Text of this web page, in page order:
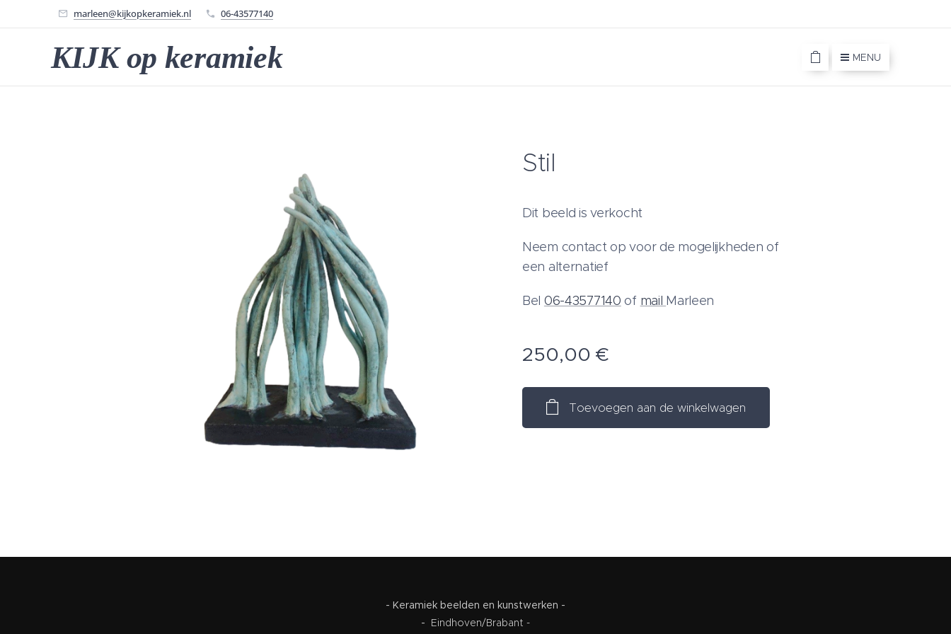
marleen@kijkopkeramiek.nl 06-43577140
KIJK op keramiek MENU
Stil
Dit beeld is verkocht
Neem contact op voor de mogelijkheden of
een alternatief
Bel 06-43577140 of mail Marleen
250,00 €
Toevoegen aan de winkelwagen
- Keramiek beelden en kunstwerken -
- Eindhoven/Brabant -